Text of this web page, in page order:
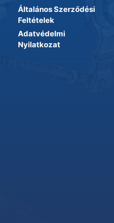
Általános Szerződési
Feltételek
Adatvédelmi
Nyilatkozat